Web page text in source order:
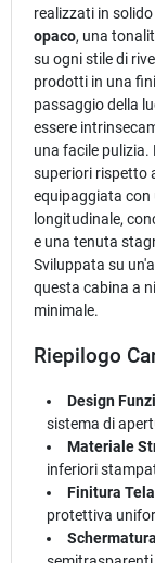
realizzati in solido
opaco, una
su ogni stile di
prodotti in una
passaggio della
essere
una facile
superiori rispetto
equipaggiata con
longitudinale,
e una tenuta
Sviluppata su
questa cabina a
minimale.
Riepilogo
Design
sistema di
Materiale
inferiori
Finitura
protettiva